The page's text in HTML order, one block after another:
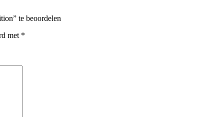
te beoordelen
met *